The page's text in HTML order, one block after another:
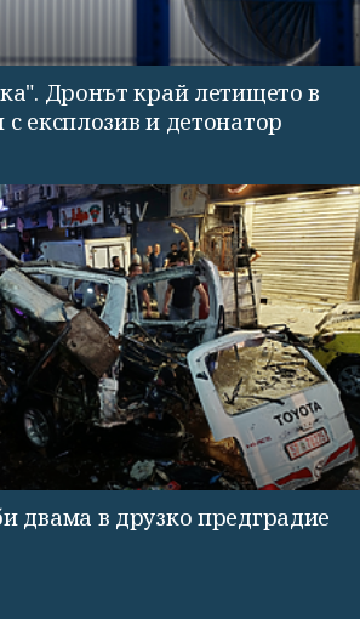
Дронът край летището в
експлозив и детонатор
двама в друзко предградие